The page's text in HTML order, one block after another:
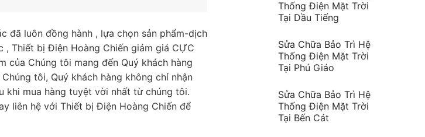
đã luôn đồng hành , lựa chọn sản phẩm-dịch
Thiết bị Điện Hoàng Chiến giảm giá CỰC
của Chúng tôi mang đến Quý khách hàng
tôi, Quý khách hàng không chỉ nhận
khi mua hàng tuyệt vời nhất từ chúng tôi.
liên hệ với Thiết bị Điện Hoàng Chiến để
Thống Điện Mặt Trời
Tại Dầu Tiếng
Sửa Chữa Bảo Trì Hệ
Thống Điện Mặt Trời
Tại Phú Giáo
Sửa Chữa Bảo Trì Hệ
Thống Điện Mặt Trời
Tại Bến Cát